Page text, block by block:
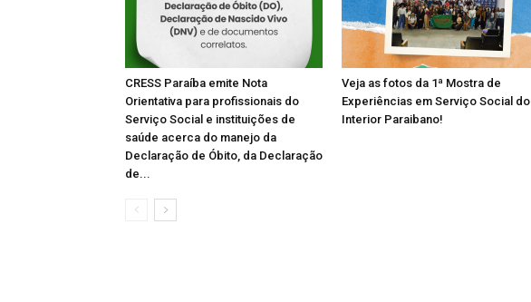
CRESS Paraíba emite Nota
Orientativa para profissionais do
Serviço Social e instituições de
saúde acerca do manejo da
Declaração de Óbito, da Declaração
de...
Veja as fotos da 1ª Mostra de
Experiências em Serviço Social do
Interior Paraibano!